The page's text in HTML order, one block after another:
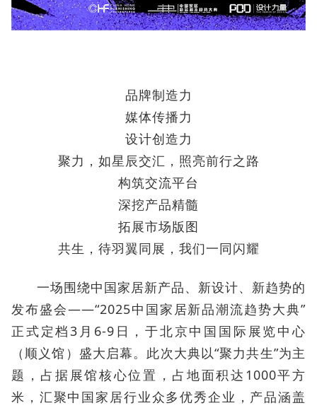
品牌制造力
媒体传播力
设计创造力
聚力，如星辰交汇，照亮前行之路
构筑交流平台
深挖产品精髓
拓展市场版图
共生，待羽翼同展，我们一同闪耀
一场围绕中国家居新产品、新设计、新趋势的
发布盛会——“2025中国家居新品潮流趋势大典”
正式定档3月6-9日，于北京中国国际展览中心
（顺义馆）盛大启幕。此次大典以“聚力共生”为主
题，占据展馆核心位置，占地面积达1000平方
米，汇聚中国家居行业众多优秀企业，产品涵盖